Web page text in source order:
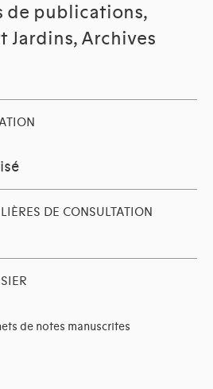
de publications,
Archives
DE CONSULTATION
de notes manuscrites